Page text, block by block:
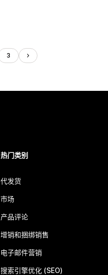
3
热门类别
代发货
市场
产品评论
增销和捆绑销售
电子邮件营销
搜索引擎优化 (SEO)